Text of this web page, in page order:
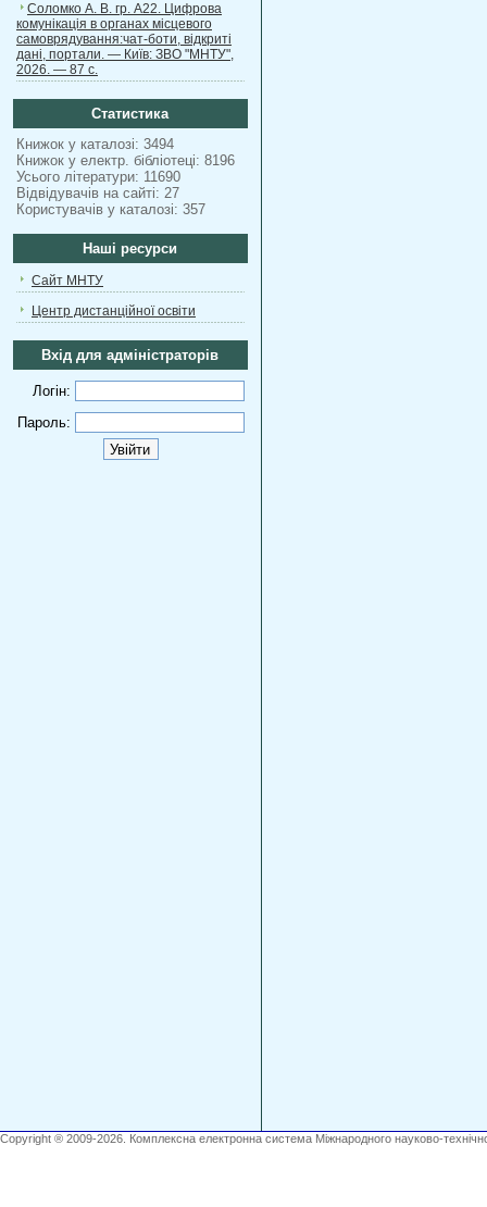
Соломко А. В. гр. А22. Цифрова
комунікація в органах місцевого
самоврядування:чат-боти, відкриті
дані, портали. — Київ: ЗВО "МНТУ",
2026. — 87 с.
Статистика
Книжок у каталозі: 3494
Книжок у електр. бібліотеці: 8196
Усього літератури: 11690
Відвідувачів на сайті: 27
Користувачів у каталозі: 357
Наші ресурси
Сайт МНТУ
Центр дистанційної освіти
Вхід для адміністраторів
Логін:
Пароль:
Copyright ® 2009-2026. Комплексна електронна система Міжнародного науково-